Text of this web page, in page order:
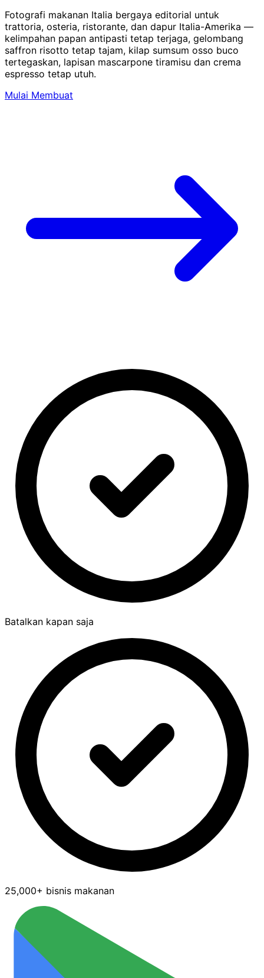
Fotografi makanan Italia bergaya editorial untuk
trattoria, osteria, ristorante, dan dapur Italia-Amerika —
kelimpahan papan antipasti tetap terjaga, gelombang
saffron risotto tetap tajam, kilap sumsum osso buco
tertegaskan, lapisan mascarpone tiramisu dan crema
espresso tetap utuh.
Mulai Membuat
Batalkan kapan saja
25,000+ bisnis makanan